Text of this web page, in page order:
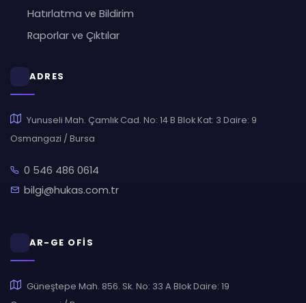
Hatırlatma ve Bildirim
Raporlar ve Çıktılar
ADRES
Yunuseli Mah. Çamlık Cad. No: 14 B Blok Kat: 3 Daire: 9
Osmangazi / Bursa
0 546 486 0614
bilgi@hukas.com.tr
AR-GE OFİS
Güneştepe Mah. 856. Sk. No: 33 A Blok Daire: 19